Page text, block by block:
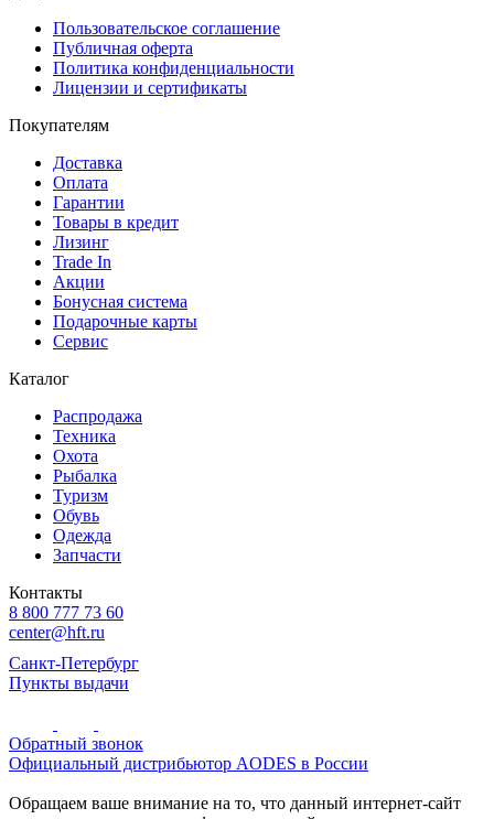
Пользовательское соглашение
Публичная оферта
Политика конфиденциальности
Лицензии и сертификаты
Покупателям
Доставка
Оплата
Гарантии
Товары в кредит
Лизинг
Trade In
Акции
Бонусная система
Подарочные карты
Сервис
Каталог
Распродажа
Техника
Охота
Рыбалка
Туризм
Обувь
Одежда
Запчасти
Контакты
8 800 777 73 60
center@hft.ru
Санкт-Петербург
Пункты выдачи
Обратный звонок
Официальный дистрибьютор AODES в России
Обращаем ваше внимание на то, что данный интернет-сайт